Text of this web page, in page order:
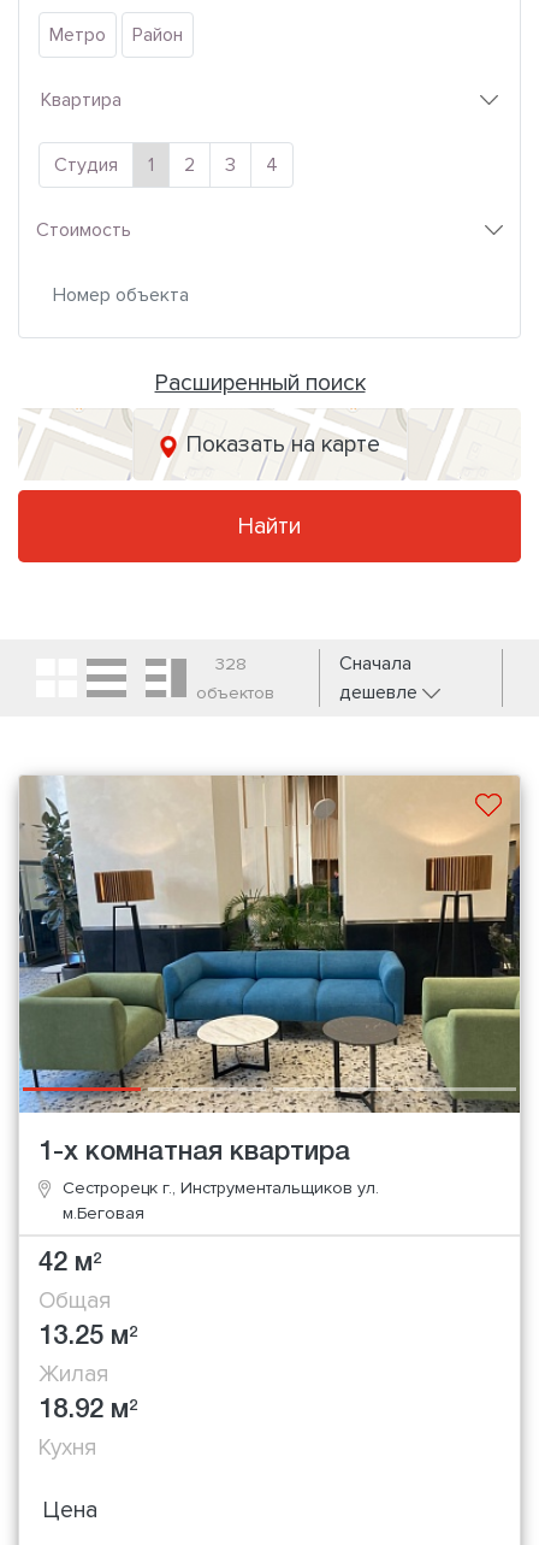
Метро Район
Квартира
Студия 1 2 3 4
Стоимость
Расширенный поиск
Показать на карте
Найти
328
объектов
Сначала
дешевле
1-х комнатная квартира
Сестрорецк г., Инструментальщиков ул.
м.Беговая
42 м2
Общая
13.25 м2
Жилая
18.92 м2
Кухня
Цена